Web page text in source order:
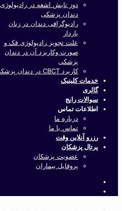
دوز تابش اشعه در رادیولوژی
دندان پزشکی
رادیوگرافی دندان در زنان
باردار
علت تجویز رادیولوژی فک و
صورت وکاربرد آن در دندان
پزشکی
کاربرد CBCT در دندان پزشکی
خدمات کلینیک
گالری
سوالات رایج
اطلاعات تماس
درباره ما
تماس با ما
رزرو آنلاین وقت
پرتال پزشکان
عضویت پزشکان
پروفایل بیماران